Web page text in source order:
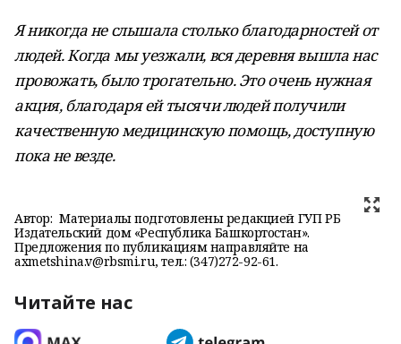
Я никогда не слышала столько благодарностей от
людей. Когда мы уезжали, вся деревня вышла нас
провожать, было трогательно. Это очень нужная
акция, благодаря ей тысячи людей получили
качественную медицинскую помощь, доступную
пока не везде.
Автор: Материалы подготовлены редакцией ГУП РБ
Издательский дом «Республика Башкортостан».
Предложения по публикациям направляйте на
axmetshina.v@rbsmi.ru, тел.: (347)272-92-61.
Читайте нас